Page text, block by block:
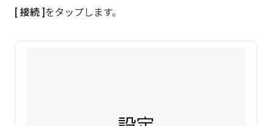
接続 をタップします。